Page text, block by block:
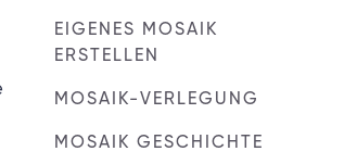
EIGENES MOSAIK
ERSTELLEN
MOSAIK-VERLEGUNG
MOSAIK GESCHICHTE